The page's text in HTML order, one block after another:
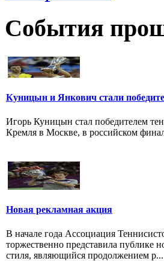
События
Куницын и Янкович стали
Игорь Куницын стал победителем
Кремля в Москве, в российском
Новая рекламная акция
В начале года Ассоциация
торжественно представила публике
стиля, являющийся продолжением р...